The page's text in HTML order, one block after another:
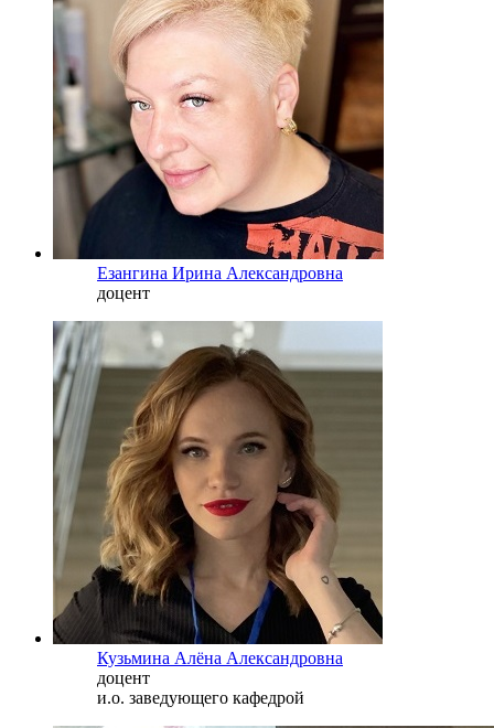
Езангина Ирина Александровна
доцент
Кузьмина Алёна Александровна
доцент
и.о. заведующего кафедрой